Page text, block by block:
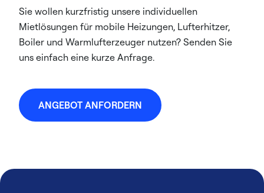
​Sie wollen kurzfristig unsere individuellen
Mietlösungen für mobile Heizungen, Lufterhitzer,
Boiler und Warmlufterzeuger nutzen? Senden Sie
uns einfach eine kurze Anfrage.​​
ANGEBOT ANFORDERN